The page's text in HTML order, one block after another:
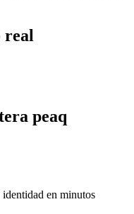
real
peaq
en minutos